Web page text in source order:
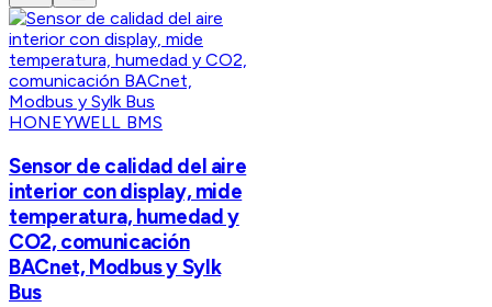
HONEYWELL BMS
Sensor de calidad del aire
interior con display, mide
temperatura, humedad y
CO2, comunicación
BACnet, Modbus y Sylk
Bus